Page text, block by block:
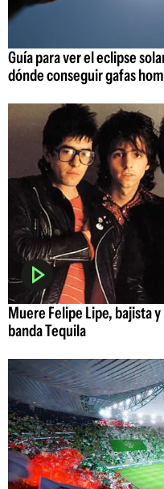
Guía para ver el eclipse
dónde conseguir gafas
Muere Felipe Lipe, bajista
banda Tequila